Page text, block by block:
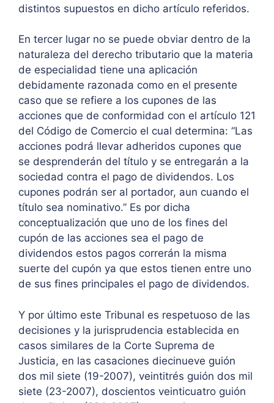
distintos supuestos en dicho artículo referidos.
En tercer lugar no se puede obviar dentro de la
naturaleza del derecho tributario que la materia
de especialidad tiene una aplicación
debidamente razonada como en el presente
caso que se refiere a los cupones de las
acciones que de conformidad con el artículo 121
del Código de Comercio el cual determina: “Las
acciones podrá llevar adheridos cupones que
se desprenderán del título y se entregarán a la
sociedad contra el pago de dividendos. Los
cupones podrán ser al portador, aun cuando el
título sea nominativo.” Es por dicha
conceptualización que uno de los fines del
cupón de las acciones sea el pago de
dividendos estos pagos correrán la misma
suerte del cupón ya que estos tienen entre uno
de sus fines principales el pago de dividendos.
Y por último este Tribunal es respetuoso de las
decisiones y la jurisprudencia establecida en
casos similares de la Corte Suprema de
Justicia, en las casaciones diecinueve guión
dos mil siete (19-2007), veintitrés guión dos mil
siete (23-2007), doscientos veinticuatro guión